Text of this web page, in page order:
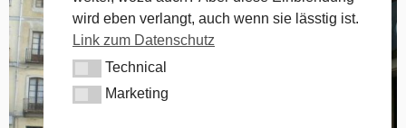
wird eben verlangt, auch wenn sie lässtig ist.
Link zum Datenschutz
TechnicalTechnical
MarketingMarketing